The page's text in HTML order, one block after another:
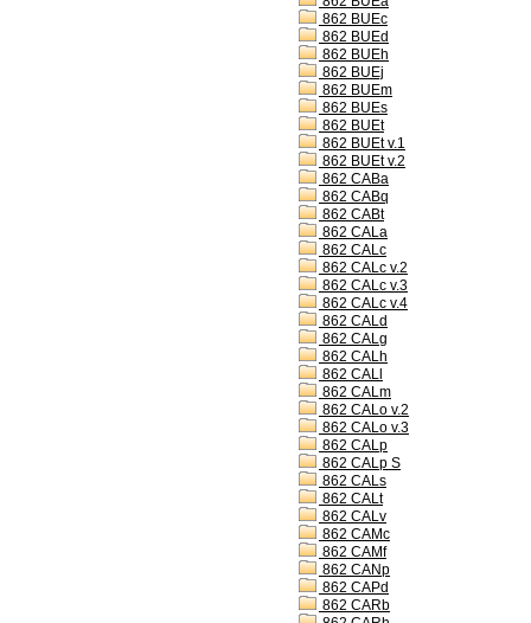
862 BUEc
862 BUEd
862 BUEh
862 BUEj
862 BUEm
862 BUEs
862 BUEt
862 BUEt v.1
862 BUEt v.2
862 CABa
862 CABq
862 CABt
862 CALa
862 CALc
862 CALc v.2
862 CALc v.3
862 CALc v.4
862 CALd
862 CALg
862 CALh
862 CALl
862 CALm
862 CALo v.2
862 CALo v.3
862 CALp
862 CALp S
862 CALs
862 CALt
862 CALv
862 CAMc
862 CAMf
862 CANp
862 CAPd
862 CARb